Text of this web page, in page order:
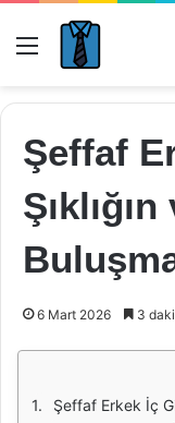
Menü
Şeffaf
6 Mart 2026 3
Şeffaf Erkek İç